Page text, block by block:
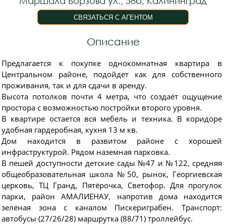
Описание
Предлагается к покупке однокомнатная квартира в
Центральном районе, подойдет как для собственного
проживания, так и для сдачи в аренду.
Высота потолков почти 4 метра, что создаёт ощущение
простора с возможностью постройки второго уровня.
В квартире остается вся мебель и техника. В коридоре
удобная гардеробная, кухня 13 м кв.
Дом находится в развитом районе с хорошей
инфраструктурой. Рядом наземная парковка.
В пешей доступности детские сады №47 и №122, средняя
общеобразовательная школа №50, рынок, Георгиевская
церковь, ТЦ Гранд, Пятёрочка, Светофор. Для прогулок
парки, район АМАЛИЕНАУ, напротив дома находится
зелёная зона с каналом Пискериграбен. Транспорт:
автобусы (27/26/28) маршрутка (88/71) троллейбус.